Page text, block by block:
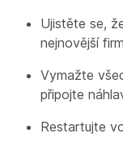
Ujistěte se,
nejnovější
Vymažte
připojte
Restartujte